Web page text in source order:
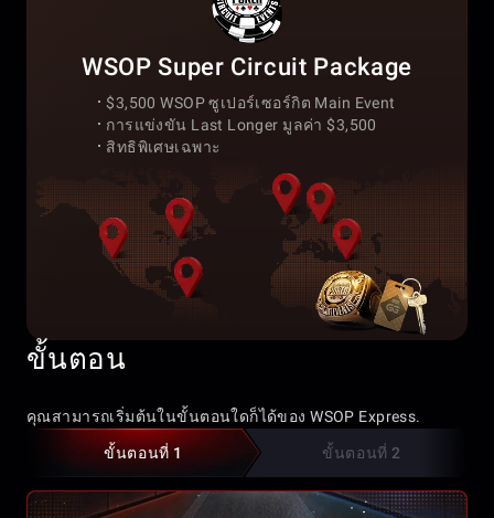
WSOP Super Circuit Package
$3,500 WSOP ซูเปอร์เซอร์กิต Main Event
การแข่งขัน Last Longer มูลค่า $3,500
สิทธิพิเศษเฉพาะ
ขั้นตอน
คุณสามารถเริ่มต้นในขั้นตอนใดก็ได้ของ WSOP Express.
ขั้นตอนที่ 1 ขั้นตอนที่ 2